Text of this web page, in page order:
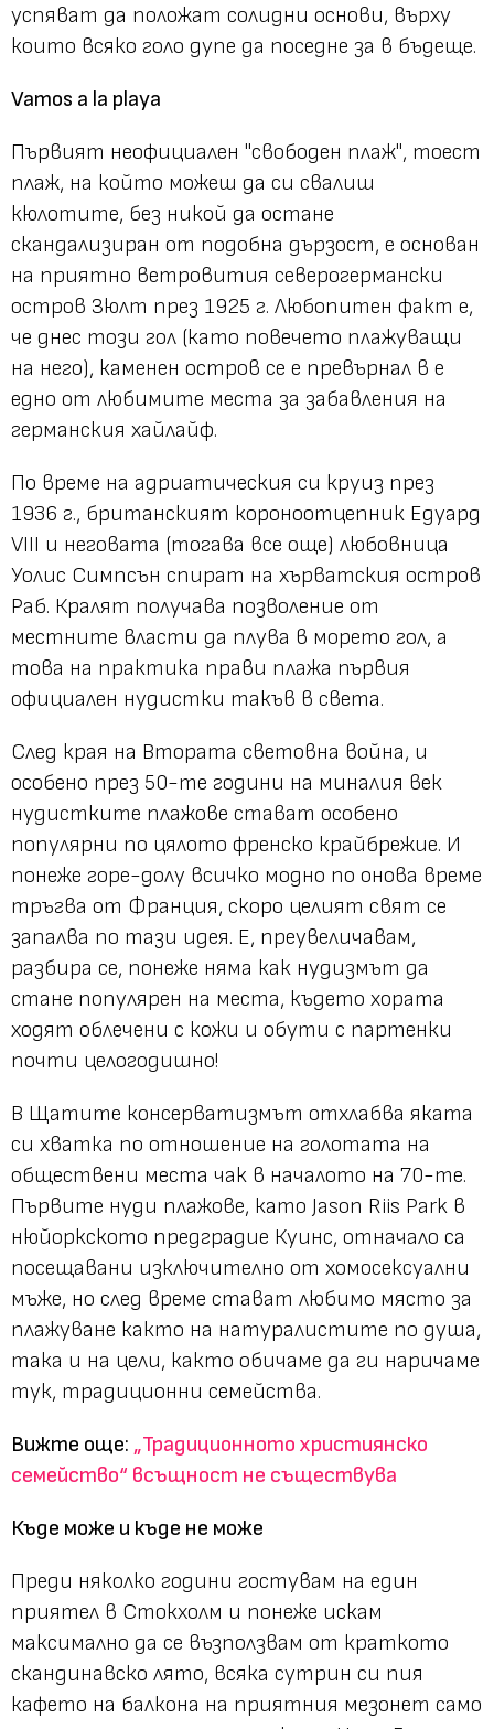
успяват да положат солидни основи, върху
които всяко голо дупе да поседне за в бъдеще.
Vamos a la playa
Първият неофициален "свободен плаж", тоест
плаж, на който можеш да си свалиш
кюлотите, без никой да остане
скандализиран от подобна дързост, е основан
на приятно ветровития северогермански
остров Зюлт през 1925 г. Любопитен факт е,
че днес този гол (като повечето плажуващи
на него), каменен остров се е превърнал в е
едно от любимите места за забавления на
германския хайлайф.
По време на адриатическия си круиз през
1936 г., британският короноотцепник Едуард
VIII и неговата (тогава все още) любовница
Уолис Симпсън спират на хърватския остров
Раб. Кралят получава позволение от
местните власти да плува в морето гол, а
това на практика прави плажа първия
официален нудистки такъв в света.
След края на Втората световна война, и
особено през 50-те години на миналия век
нудистките плажове стават особено
популярни по цялото френско крайбрежие. И
понеже горе-долу всичко модно по онова време
тръгва от Франция, скоро целият свят се
запалва по тази идея. Е, преувеличавам,
разбира се, понеже няма как нудизмът да
стане популярен на места, където хората
ходят облечени с кожи и обути с партенки
почти целогодишно!
В Щатите консерватизмът отхлабва яката
си хватка по отношение на голотата на
обществени места чак в началото на 70-те.
Първите нуди плажове, като Jason Riis Park в
нюйоркското предградие Куинс, отначало са
посещавани изключително от хомосексуални
мъже, но след време стават любимо място за
плажуване както на натуралистите по душа,
така и на цели, както обичаме да ги наричаме
тук, традиционни семейства.
Вижте още: „Традиционното християнско
семейство“ всъщност не съществува
Къде може и къде не може
Преди няколко години гостувам на един
приятел в Стокхолм и понеже искам
максимално да се възползвам от краткото
скандинавско лято, всяка сутрин си пия
кафето на балкона на приятния мезонет само